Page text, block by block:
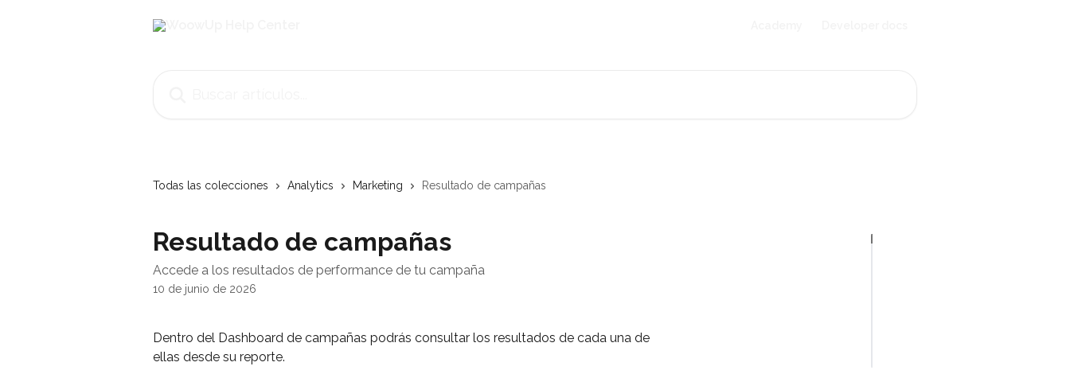
Todas las colecciones Analytics Marketing Resultado de campañas
Resultado de campañas
Accede a los resultados de performance de tu campaña
10 de junio de 2026
Dentro del Dashboard de campañas podrás consultar los resultados de cada una de
ellas desde su reporte.